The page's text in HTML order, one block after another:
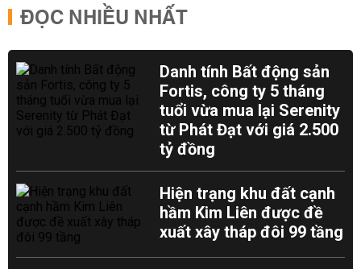
ĐỌC NHIỀU NHẤT
Danh tính Bất động sản
Fortis, công ty 5 tháng
tuổi vừa mua lại Serenity
từ Phát Đạt với giá 2.500
tỷ đồng
Hiện trạng khu đất cạnh
hầm Kim Liên được đề
xuất xây tháp đôi 99 tầng